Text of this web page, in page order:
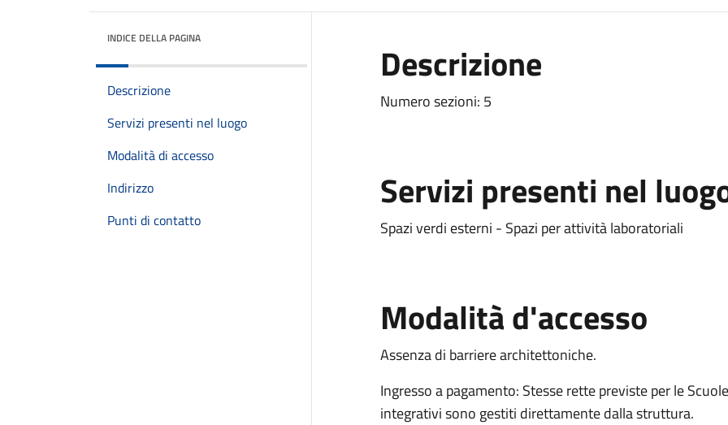
INDICE DELLA PAGINA
Descrizione
Servizi presenti nel luogo
Modalità di accesso
Indirizzo
Punti di contatto
Descrizione
Numero sezioni: 5
Servizi presenti nel
Spazi verdi esterni - Spazi per attività laboratoriali
Modalità d'accesso
Assenza di barriere architettoniche.
Ingresso a pagamento: Stesse rette previste per le
integrativi sono gestiti direttamente dalla struttura.